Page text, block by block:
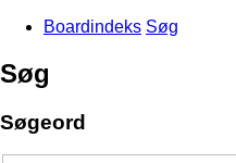
Boardindeks Søg
Søg
Søgeord